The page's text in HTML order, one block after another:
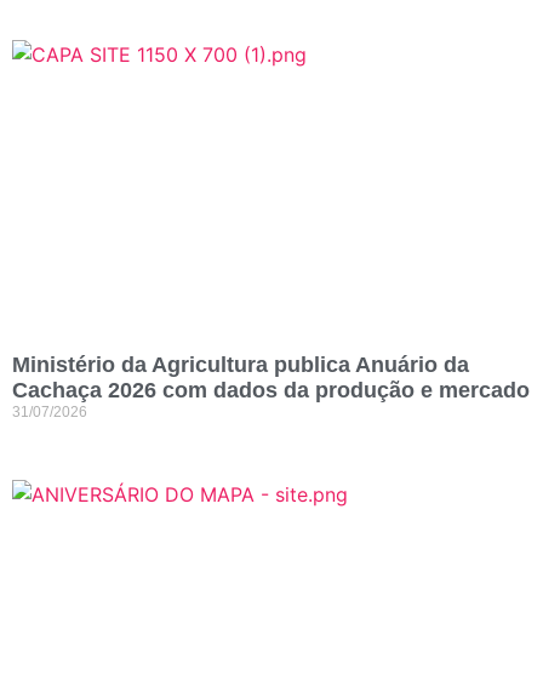
Ministério da Agricultura publica Anuário da
Cachaça 2026 com dados da produção e mercado
31/07/2026